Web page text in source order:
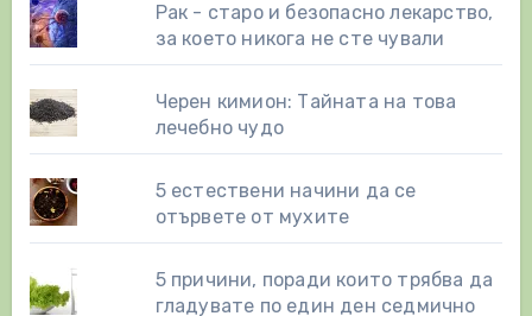
Рак - старо и безопасно лекарство,
за което никога не сте чували
Черен кимион: Тайната на това
лечебно чудо
5 естествени начини да се
отървете от мухите
5 причини, поради които трябва да
гладувате по един ден седмично